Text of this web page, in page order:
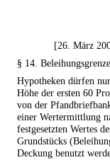
[26. März
§ 14. Beleihungsgrenze
Hypotheken dürfen
Höhe der ersten 60
von der
einer Wertermittlung
festgesetzten Wertes
Grundstücks
Deckung benutzt